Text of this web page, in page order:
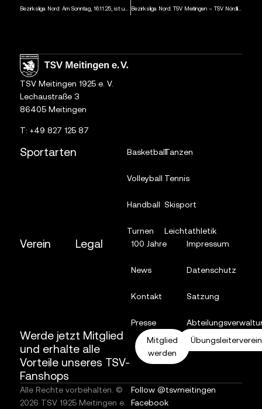
Bezirksliga Nord: Am Sonntag, 16.11.25, ist um 14.00 Uhr der TSV Nördlingen 2 in der Rathaus-Apotheken-Arena zu Gast Bezirksliga Nord: TSV Meitingen – TSV Nördlingen 2 5:0 (1:0)
TSV Meitingen 1925 e. V.
Lechaustraße 3
86405 Meitingen
T: +49 827 125 87
Sportarten Basketball
Volleyball
Handball
Turnen
Tanzen
Tennis
Skisport
Leichtathletik
Verein Legal 100 Jahre
News
Kontakt
Presse
Impressum
Datenschutz
Satzung
Werde jetzt Mitglied
und erhalte alle
Vorteile unseres TSV-
Fanshops
Mitglied
werden
Alle Rechte vorbehalten. ©
2026 TSV 1925 Meitingen e.
Follow @tsvmeitingen
Facebook